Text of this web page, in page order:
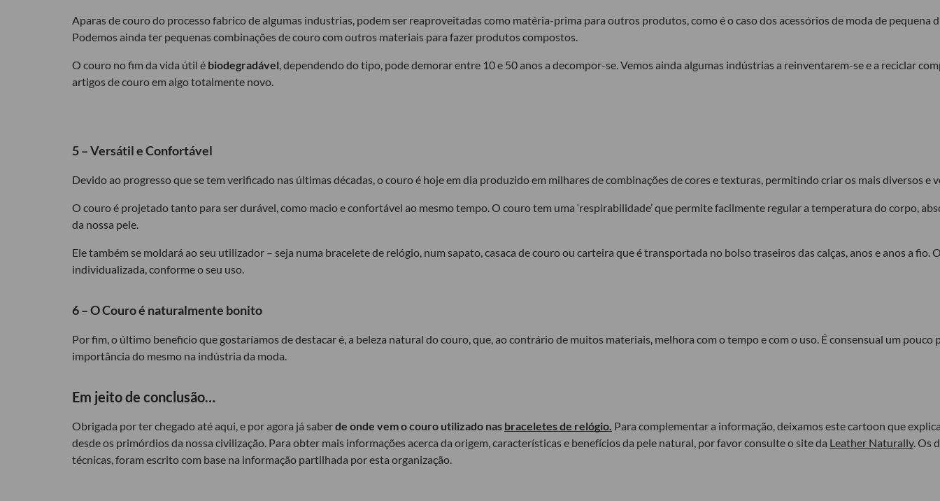
Aparas de couro do processo fabrico de algumas industrias, podem ser reaproveitadas como matéria-prima para outros produtos, como é o caso dos acessórios de moda de pequena
Podemos ainda ter pequenas combinações de couro com outros materiais para fazer produtos compostos.
O couro no fim da vida útil é biodegradável, dependendo do tipo, pode demorar entre 10 e 50 anos a decompor-se. Vemos ainda algumas indústrias a reinventarem-se e a reciclar
artigos de couro em algo totalmente novo.
5 – Versátil e Confortável
Devido ao progresso que se tem verificado nas últimas décadas, o couro é hoje em dia produzido em milhares de combinações de cores e texturas, permitindo criar os mais diversos e
O couro é projetado tanto para ser durável, como macio e confortável ao mesmo tempo. O couro tem uma ‘respirabilidade’ que permite facilmente regular a temperatura do corpo,
da nossa pele.
Ele também se moldará ao seu utilizador – seja numa bracelete de relógio, num sapato, casaca de couro ou carteira que é transportada no bolso traseiros das calças, anos e anos a fio.
individualizada, conforme o seu uso.
6 – O Couro é naturalmente bonito
Por fim, o último beneficio que gostaríamos de destacar é, a beleza natural do couro, que, ao contrário de muitos materiais, melhora com o tempo e com o uso. É consensual um pouco
importância do mesmo na indústria da moda.
Em jeito de conclusão…
Obrigada por ter chegado até aqui, e por agora já saberde onde vem o couro utilizado nas braceletes de relógio. Para complementar a informação, deixamos este cartoon que
desde os primórdios da nossa civilização. Para obter mais informações acerca da origem, características e benefícios da pele natural, por favor consulte o site da Leather Naturally. Os
técnicas, foram escrito com base na informação partilhada por esta organização.